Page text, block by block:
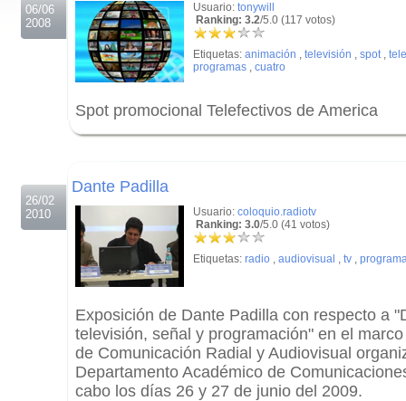
06/06
2008
Usuario: tonywill
Ranking: 3.2/5.0 (117 votos)
Etiquetas: animación , televisión , spot,
programas , cuatro
Spot promocional Telefectivos de America
26/02
2010
Dante Padilla
Usuario: coloquio.radiotv
Ranking: 3.0/5.0 (41 votos)
Etiquetas: radio , audiovisual , tv ,
Exposición de Dante Padilla con respecto a
televisión, señal y programación" en el
de Comunicación Radial y Audiovisual
Departamento Académico de
cabo los días 26 y 27 de junio del 2009.